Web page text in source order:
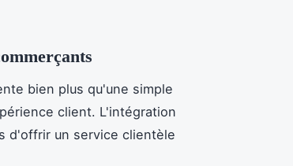
bien plus qu'une simple
client. L'intégration
d'offrir un service clientèle